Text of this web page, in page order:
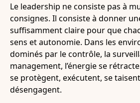
Le leadership ne consiste pas à
consignes. Il consiste à donner
suffisamment claire pour que
sens et autonomie. Dans les
dominés par le contrôle, la
management, l’énergie se
se protègent, exécutent, se
désengagent.